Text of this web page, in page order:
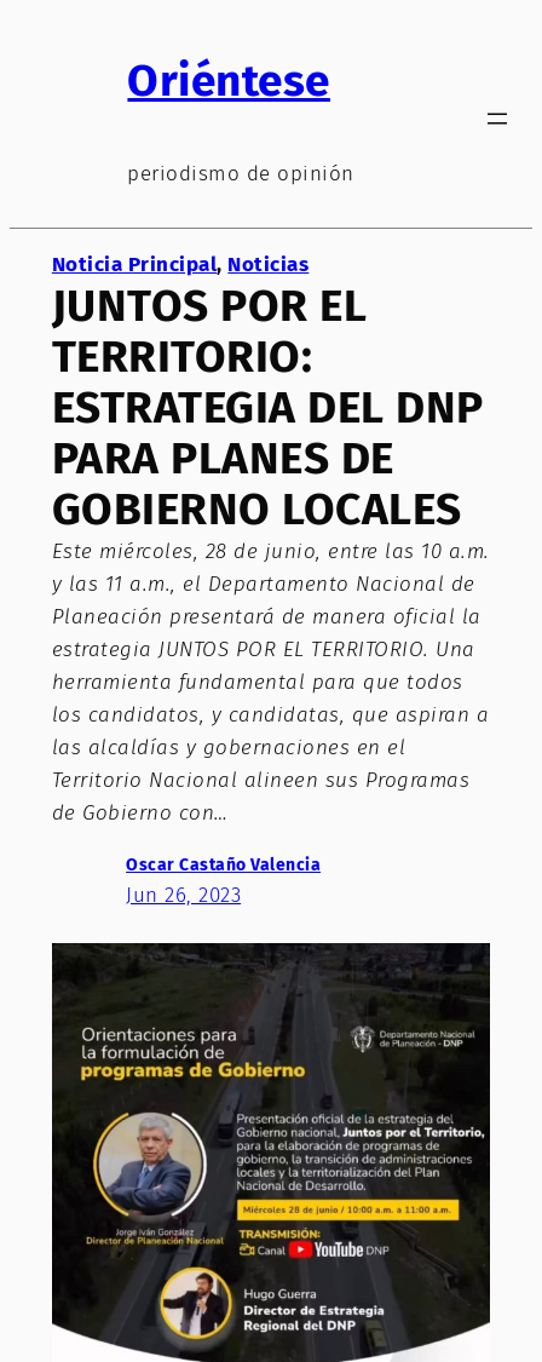
Oriéntese
periodismo de opinión
Noticia Principal, Noticias
JUNTOS POR EL
TERRITORIO:
ESTRATEGIA DEL DNP
PARA PLANES DE
GOBIERNO LOCALES
Este miércoles, 28 de junio, entre las 10 a.m.
y las 11 a.m., el Departamento Nacional de
Planeación presentará de manera oficial la
estrategia JUNTOS POR EL TERRITORIO. Una
herramienta fundamental para que todos
los candidatos, y candidatas, que aspiran a
las alcaldías y gobernaciones en el
Territorio Nacional alineen sus Programas
de Gobierno con…
Oscar Castaño Valencia
Jun 26, 2023